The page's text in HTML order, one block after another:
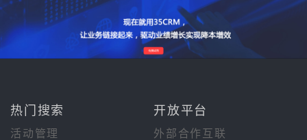
热门搜索 开放平台
活动管理
外部合作互联